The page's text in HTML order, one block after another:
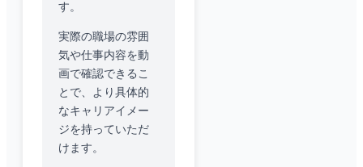
す。
実際の職場の雰囲
気や仕事内容を動
画で確認できるこ
とで、より具体的
なキャリアイメー
ジを持っていただ
けます。